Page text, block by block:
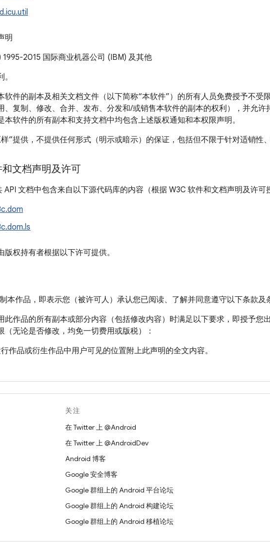
明
1995-2015 国际商业机器公司 (IBM) 及其他
软件的副本及相关文档文件（以下简称“本软件”）的所有人员免费授予不受
、复制、修改、合并、发布、分发和/或销售本软件的副本的权利），并允许
本软件的所有副本和支持文档中均包含上述版权通知和本权限声明。
”提供，不提供任何形式（明示或暗示）的保证，包括但不限于针对适销性
使用本软件或本软件的性能相关的任何索赔，任何特殊、间接或结果性损害
损失造成的损害，本声明中提到的版权持有者均不承担任何责任。
另有规定，否则在未事先征得版权持有者书面授权的情况下，不得在广告中
件的销售、使用或其他活动进行宣传。
文档声明及许可
API 文档中包含来自以下源代码库的内容（根据 W3C 软件和文档声明及许可
版权持有者根据以下许可提供。
本作品，即表示您（被许可人）承认您已阅读、了解并同意遵守以下条款及
此作品的所有副本或部分内容（包括修改内容）时满足以下要求，即授予您
（无论是否修改，均免一切费用或版税）：
作品或衍生作品中用户可见的位置附上此声明的全文内容。
制的内容或根据 [W3C 文档的名称或 URI] 得出的内容。版权所有 © [年份]
样”提供，且版权持有者不提供任何明示或暗示的声明或保证，包括但不限于
件或文档不会对任何第三方专利、版权、商标或其他权利构成侵权的保证。
软件或文档造成的任何直接、间接、特殊或结果性损害，版权持有者均不承
特定书面许可的情况下，不得在与本作品相关的广告或公共宣传内容中使用
关注
在 Twitter 上 @Android
在 Twitter 上 @AndroidDev
Android 博客
Google 安全博客
Google 群组上的 Android 平台论坛
Google 群组上的 Android 构建论坛
Google 群组上的 Android 移植论坛